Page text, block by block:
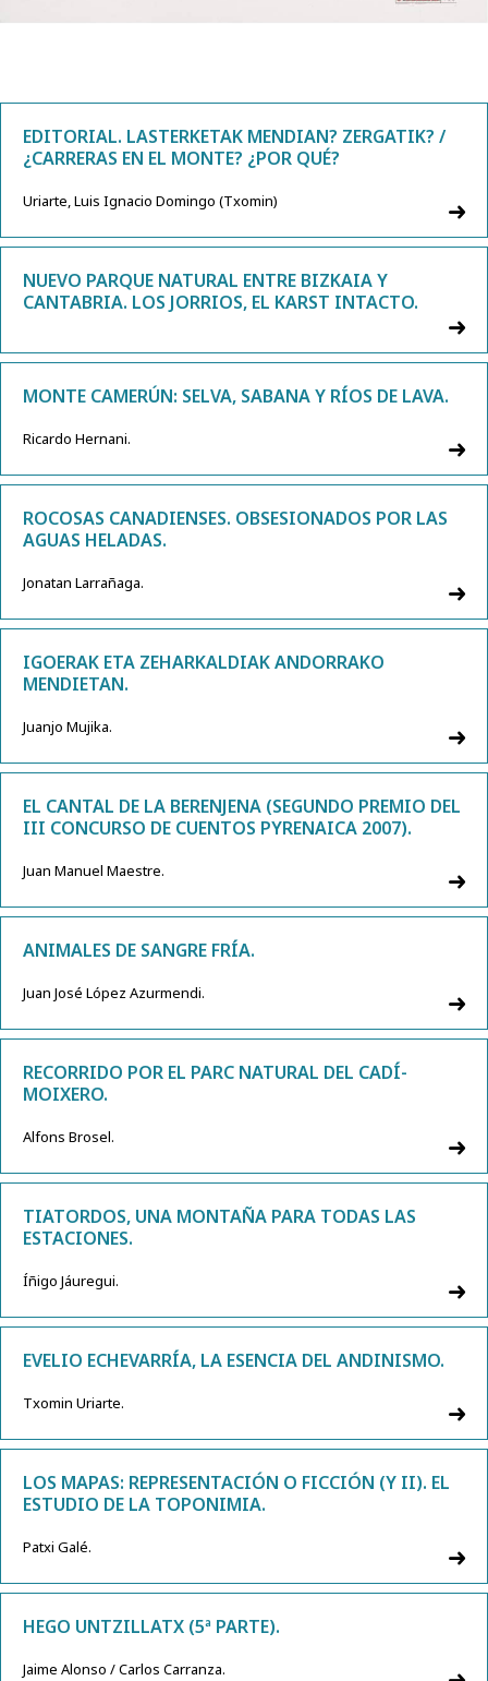
EDITORIAL. LASTERKETAK MENDIAN? ZERGATIK? /
¿CARRERAS EN EL MONTE? ¿POR QUÉ?
Uriarte, Luis Ignacio Domingo (Txomin)
NUEVO PARQUE NATURAL ENTRE BIZKAIA Y
CANTABRIA. LOS JORRIOS, EL KARST INTACTO.
MONTE CAMERÚN: SELVA, SABANA Y RÍOS DE LAVA.
Ricardo Hernani.
ROCOSAS CANADIENSES. OBSESIONADOS POR LAS
AGUAS HELADAS.
Jonatan Larrañaga.
IGOERAK ETA ZEHARKALDIAK ANDORRAKO
MENDIETAN.
Juanjo Mujika.
EL CANTAL DE LA BERENJENA (SEGUNDO PREMIO DEL
III CONCURSO DE CUENTOS PYRENAICA 2007).
Juan Manuel Maestre.
ANIMALES DE SANGRE FRÍA.
Juan José López Azurmendi.
RECORRIDO POR EL PARC NATURAL DEL CADÍ-
MOIXERO.
Alfons Brosel.
TIATORDOS, UNA MONTAÑA PARA TODAS LAS
ESTACIONES.
Íñigo Jáuregui.
EVELIO ECHEVARRÍA, LA ESENCIA DEL ANDINISMO.
Txomin Uriarte.
LOS MAPAS: REPRESENTACIÓN O FICCIÓN (Y II). EL
ESTUDIO DE LA TOPONIMIA.
Patxi Galé.
HEGO UNTZILLATX (5ª PARTE).
Jaime Alonso / Carlos Carranza.